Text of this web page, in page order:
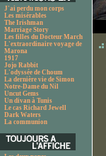
J'ai perdu mon corps
Les misérables
The Irishman
Marriage Story
Les filles du Docteur March
L'extraordinaire voyage de
Marona
1917
Jojo Rabbit
L'odyssée de Choum
La dernière vie de Simon
Notre-Dame du Nil
Uncut Gems
Un divan à Tunis
Le cas Richard Jewell
Dark Waters
La communion